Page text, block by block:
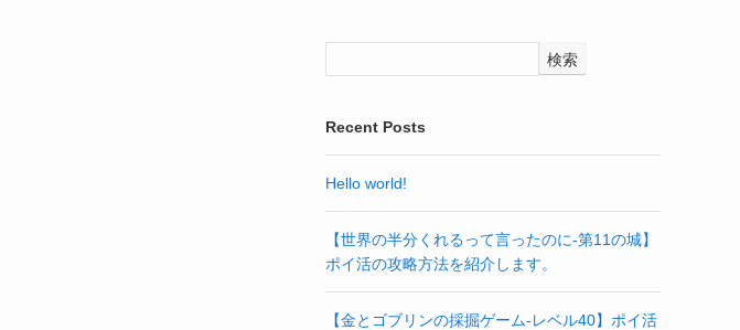
検索
Recent Posts
Hello world!
【世界の半分くれるって言ったのに‐第11の城】
ポイ活の攻略方法を紹介します。
【金とゴブリンの採掘ゲーム-レベル40】ポイ活